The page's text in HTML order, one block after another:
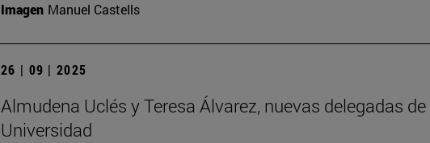
Imagen Manuel Castells
26 | 09 | 2025
Almudena Uclés y Teresa Álvarez, nuevas delegadas de
Universidad